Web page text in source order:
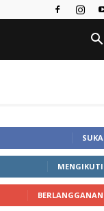
SUKA
MENGIKUTI
BERLANGGANAN